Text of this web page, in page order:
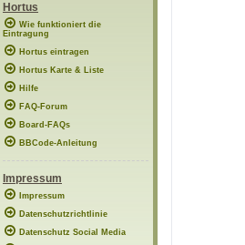
Hortus
Wie funktioniert die
Eintragung
Hortus eintragen
Hortus Karte & Liste
Hilfe
FAQ-Forum
Board-FAQs
BBCode-Anleitung
Impressum
Impressum
Datenschutzrichtlinie
Datenschutz Social Media